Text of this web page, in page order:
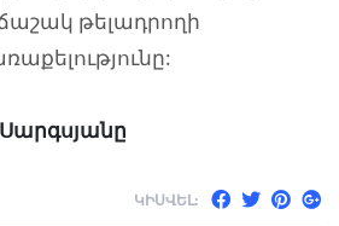
թելադրողի
ԿԻՍՎԵԼ: